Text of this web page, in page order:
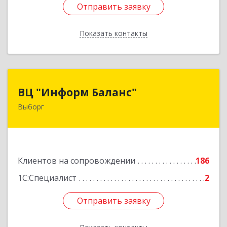
Отправить заявку
Показать контакты
Отправить заявку
Назад
ВЦ "Информ Баланс"
Выборг
Клиентов на сопровождении
186
1С:Специалист
2
Отправить заявку
188800, Ленинградская обл, Выборгский р-н,
Отправить заявку